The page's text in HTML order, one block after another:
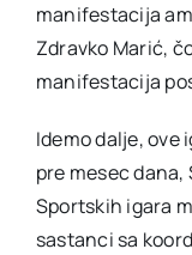
manifestacija
Zdravko Marić,
manifestacija
Idemo dalje, ove
pre mesec
Sportskih igara
sastanci sa